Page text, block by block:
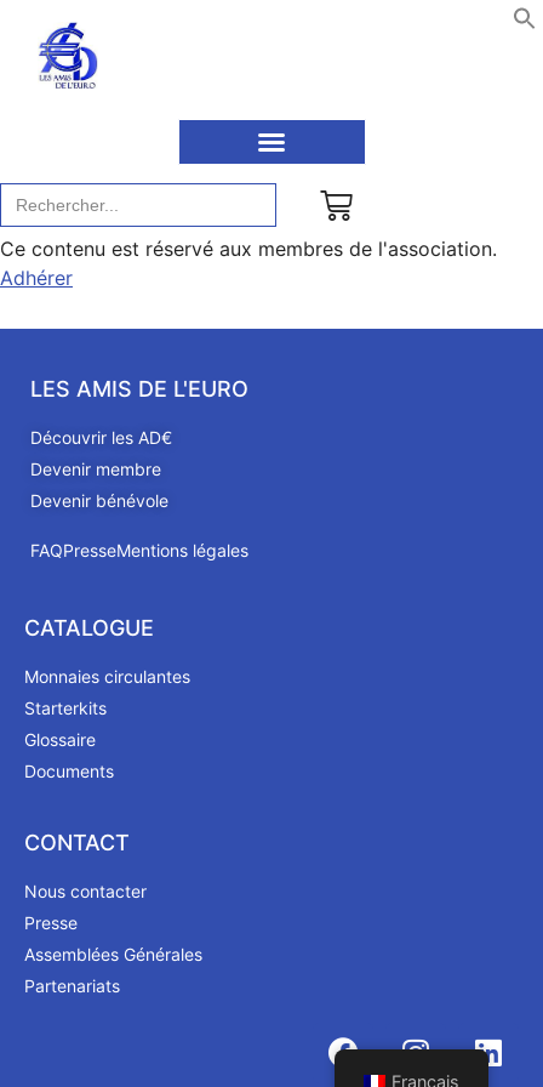
Recherche
de
:
Ce contenu est réservé aux membres de l'association.
Adhérer
LES AMIS DE L'EURO
Découvrir les AD€
Devenir membre
Devenir bénévole
FAQPresseMentions légales
CATALOGUE
Monnaies circulantes
Starterkits
Glossaire
Documents
CONTACT
Nous contacter
Presse
Assemblées Générales
Partenariats
Français